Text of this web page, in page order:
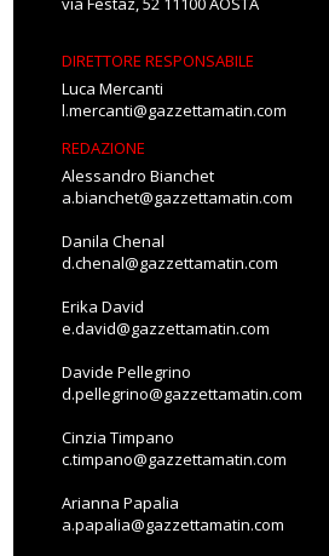
DIRETTORE RESPONSABILE
Luca Mercanti
l.mercanti@gazzettamatin.com
REDAZIONE
Alessandro Bianchet
a.bianchet@gazzettamatin.com
Danila Chenal
d.chenal@gazzettamatin.com
Erika David
e.david@gazzettamatin.com
Davide Pellegrino
d.pellegrino@gazzettamatin.com
Cinzia Timpano
c.timpano@gazzettamatin.com
Arianna Papalia
a.papalia@gazzettamatin.com